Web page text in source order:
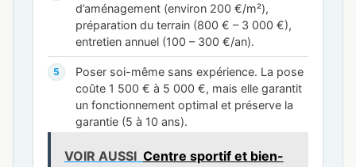
d’aménagement (environ 200 €/m²),
préparation du terrain (800 € – 3 000 €),
entretien annuel (100 – 300 €/an).
Poser soi-même sans expérience. La pose
coûte 1 500 € à 5 000 €, mais elle garantit
un fonctionnement optimal et préserve la
garantie (5 à 10 ans).
VOIR AUSSI Centre sportif et bien-